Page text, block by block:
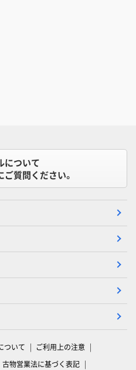
について
ご質問ください。
ついて
ご利用上の注意
古物営業法に基づく表記